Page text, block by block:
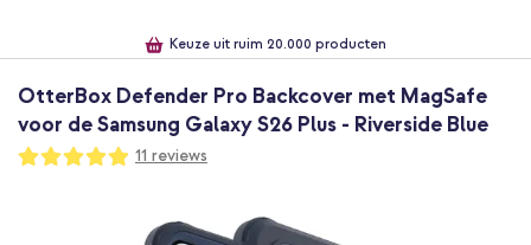
Keuze uit ruim 20.000 producten
OtterBox Defender Pro Backcover met MagSafe
voor de Samsung Galaxy S26 Plus - Riverside Blue
Waardering:
98
100
11 reviews